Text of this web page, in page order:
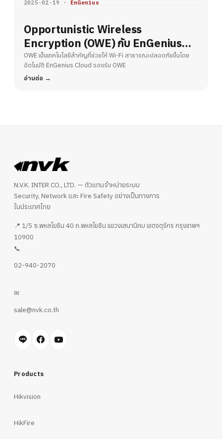
2025-02-19 · EnGenius
Opportunistic Wireless
Encryption (OWE) กับ EnGenius
Cloud – ยกระดับความปลอดภัย Wi-Fi
สาธารณะ
OWE เป็นเทคโนโลยีสำคัญที่ช่วยให้ Wi-Fi สาธารณะปลอดภัยขึ้นโดย
อัตโนมัติ EnGenius Cloud รองรับ OWE
อ่านต่อ
N.V.K. INTER CO., LTD. — ตัวแทนจำหน่ายระบบ
Security, Network และ Fire Safety อย่างเป็นทางการ
ในประเทศไทย
📍 1/5 ซ.พหลโยธิน 40 ถ.พหลโยธิน แขวงเสนานิคม เขตจตุจักร กรุงเทพฯ
10900
📞
02-940-2070
✉
sale@nvk.co.th
Products
Hikvision
HikFire